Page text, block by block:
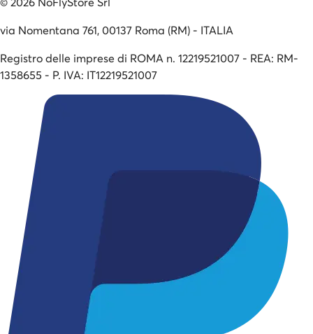
via Nomentana 761, 00137 Roma (RM) - ITALIA
Registro delle imprese di ROMA n. 12219521007 - REA: RM-
1358655 - P. IVA: IT12219521007